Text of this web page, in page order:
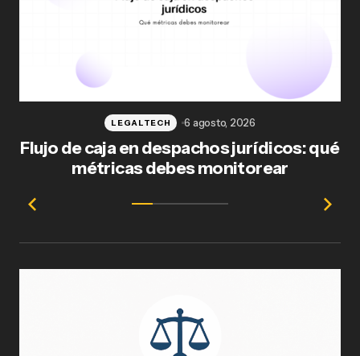
Flujo de caja en despachos jurídicos: qué
métricas debes monitorear
LEGALTECH 6 agosto, 2026